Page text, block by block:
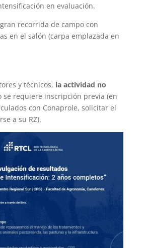
en evaluación.
recorrida de campo con
en el salón (carpa emplazada en
y técnicos, la actividad no
se requiere inscripción previa (en
con Conaprole, solicitar el
a su RZ).